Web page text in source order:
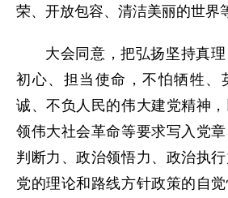
荣、开放包容、清洁美丽的世界
大会同意，把弘扬坚持真
初心、担当使命，不怕牺牲、
诚、不负人民的伟大建党精神，
领伟大社会革命等要求写入党
判断力、政治领悟力、政治执
党的理论和路线方针政策的自